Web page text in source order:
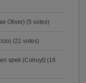
Oliver) (5 votes)
(21 votes)
spek (Colruyt) (16